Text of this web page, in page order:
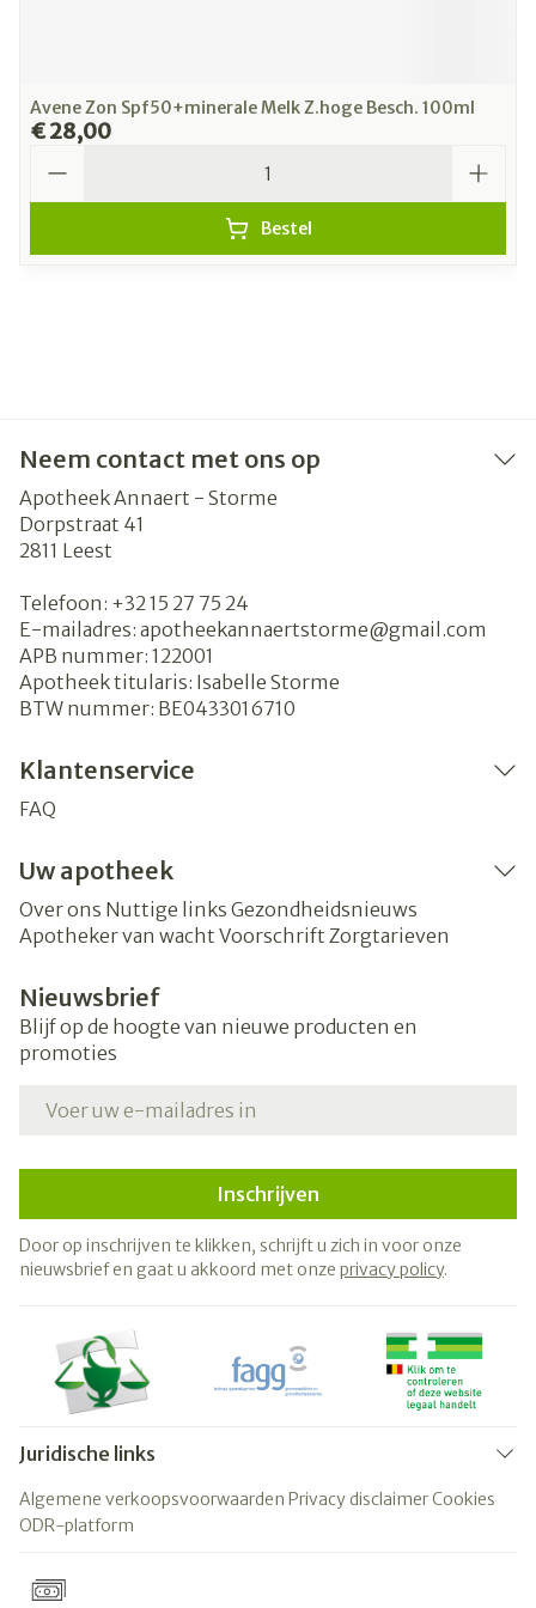
Avene Zon Spf50+minerale Melk Z.hoge Besch. 100ml
€ 28,00
Bestel
Neem contact met ons op
Apotheek Annaert - Storme
Dorpstraat 41
2811 Leest
Telefoon: +32 15 27 75 24
E-mailadres: apotheekannaertstorme@gmail.com
APB nummer: 122001
Apotheek titularis: Isabelle Storme
BTW nummer: BE0433016710
Klantenservice
FAQ
Uw apotheek
Over ons Nuttige links Gezondheidsnieuws
Apotheker van wacht Voorschrift Zorgtarieven
Nieuwsbrief
Blijf op de hoogte van nieuwe producten en
promoties
Inschrijven
Door op inschrijven te klikken, schrijft u zich in voor onze
nieuwsbrief en gaat u akkoord met onze privacy policy.
Juridische links
Algemene verkoopsvoorwaarden Privacy disclaimerCookies
ODR-platform